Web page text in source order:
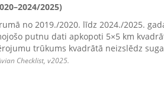
2025)
no 2019./2020. līdz 2024./2025.
putnu dati apkopoti 5×5 km
trūkums kvadrātā neizslēdz
Checklist, v2025.